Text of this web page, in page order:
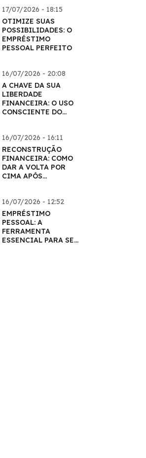
17/07/2026 - 18:15
OTIMIZE SUAS
POSSIBILIDADES: O
EMPRÉSTIMO
PESSOAL PERFEITO
16/07/2026 - 20:08
A CHAVE DA SUA
LIBERDADE
FINANCEIRA: O USO
CONSCIENTE DO
16/07/2026 - 16:11
RECONSTRUÇÃO
FINANCEIRA: COMO
DAR A VOLTA POR
CIMA APÓS
16/07/2026 - 12:52
EMPRÉSTIMO
PESSOAL: A
FERRAMENTA
ESSENCIAL PARA SEU